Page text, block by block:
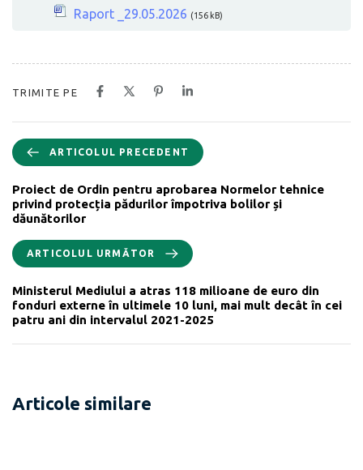
Raport _29.05.2026 (156 kB)
TRIMITE PE
ARTICOLUL PRECEDENT
Proiect de Ordin pentru aprobarea Normelor tehnice
privind protecția pădurilor împotriva bolilor și
dăunătorilor
ARTICOLUL URMĂTOR
Ministerul Mediului a atras 118 milioane de euro din
fonduri externe în ultimele 10 luni, mai mult decât în cei
patru ani din intervalul 2021-2025
Articole similare